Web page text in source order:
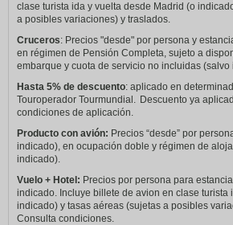
clase turista ida y vuelta desde Madrid (o
a posibles variaciones) y traslados.
Cruceros: Precios "desde" por persona y
en régimen de Pensión Completa, sujeto a
embarque y cuota de servicio no incluidas (salvo
Hasta 5% de descuento: aplicado en
Touroperador Tourmundial. Descuento ya
condiciones de aplicación.
Producto con avión: Precios “desde” por
indicado), en ocupación doble y régimen de
indicado).
Vuelo + Hotel: Precios por persona para
indicado. Incluye billete de avion en clase turista
indicado) y tasas aéreas (sujetas a posibles
Consulta condiciones.